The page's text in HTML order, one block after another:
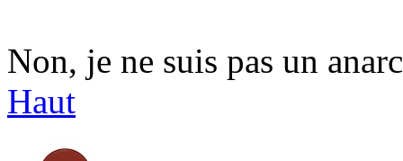
Non, je ne suis pas un
Haut